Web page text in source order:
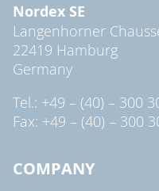
Nordex SE
Langenhorner
22419 Hamburg
Germany
Tel.: +49 – (40) – 300
Fax: +49 – (40) – 300
COMPANY